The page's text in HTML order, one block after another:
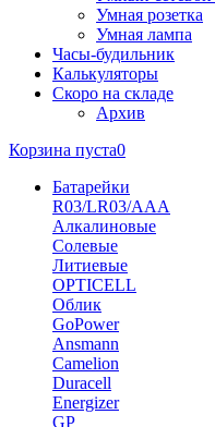
Умная розетка
Умная лампа
Часы-будильник
Калькуляторы
Скоро на складе
Архив
Корзина пуста0
Батарейки
R03/LR03/AAA
Алкалиновые
Солевые
Литиевые
OPTICELL
Облик
GoPower
Ansmann
Camelion
Duracell
Energizer
GP